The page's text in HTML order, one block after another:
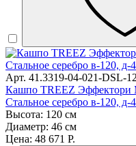
Арт. 41.3319-04-021-DSL-
Кашпо TREEZ Эффектори
Стальное серебро в-120, д-
Высота: 120 см
Диаметр: 46 см
Цена: 48 671 Р.